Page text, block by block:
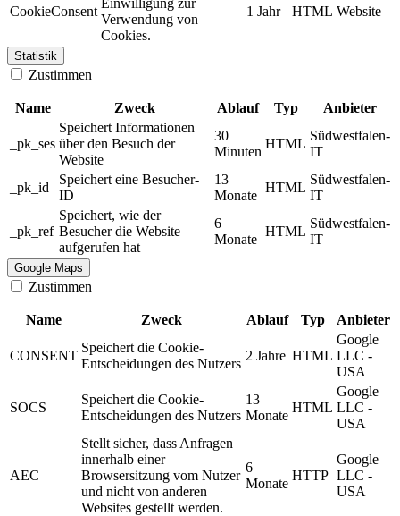
CookieConsent
Verwendung von
Cookies.
1 Jahr HTML Website
Statistik
Zustimmen
Name Zweck Ablauf Typ Anbieter
_pk_ses
Speichert Informationen
über den Besuch der
Website
30
Minuten
HTML
Südwestfalen-
IT
_pk_id
Speichert eine Besucher-
ID
13
Monate
HTML
Südwestfalen-
IT
_pk_ref
Speichert, wie der
Besucher die Website
aufgerufen hat
6
Monate
HTML
Südwestfalen-
IT
Google Maps
Zustimmen
Name Zweck Ablauf Typ Anbieter
CONSENT
Speichert die Cookie-
Entscheidungen des Nutzers
2 Jahre HTML
Google
LLC -
USA
SOCS
Speichert die Cookie-
Entscheidungen des Nutzers
13
Monate
HTML
Google
LLC -
USA
AEC
Stellt sicher, dass Anfragen
innerhalb einer
Browsersitzung vom Nutzer
und nicht von anderen
Websites gestellt werden.
6
Monate
HTTP
Google
LLC -
USA